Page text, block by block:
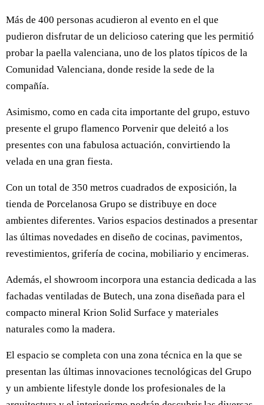
Más de 400 personas acudieron al evento en el que
pudieron disfrutar de un delicioso catering que les permitió
probar la paella valenciana, uno de los platos típicos de la
Comunidad Valenciana, donde reside la sede de la
compañía.
Asimismo, como en cada cita importante del grupo, estuvo
presente el grupo flamenco Porvenir que deleitó a los
presentes con una fabulosa actuación, convirtiendo la
velada en una gran fiesta.
Con un total de 350 metros cuadrados de exposición, la
tienda de Porcelanosa Grupo se distribuye en doce
ambientes diferentes. Varios espacios destinados a presentar
las últimas novedades en diseño de cocinas, pavimentos,
revestimientos, grifería de cocina, mobiliario y encimeras.
Además, el showroom incorpora una estancia dedicada a las
fachadas ventiladas de Butech, una zona diseñada para el
compacto mineral Krion Solid Surface y materiales
naturales como la madera.
El espacio se completa con una zona técnica en la que se
presentan las últimas innovaciones tecnológicas del Grupo
y un ambiente lifestyle donde los profesionales de la